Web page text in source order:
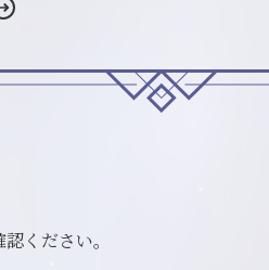
ください。